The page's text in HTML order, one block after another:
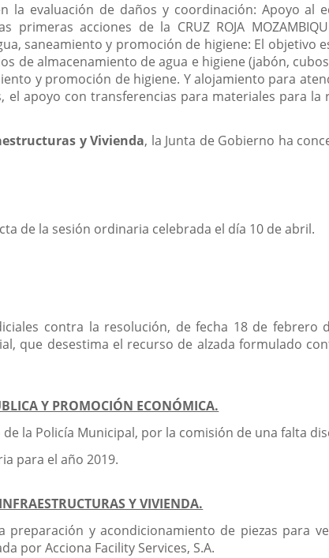
la evaluación de daños y coordinación: Apoyo al
primeras acciones de la CRUZ ROJA
saneamiento y promoción de higiene: El objetivo
de almacenamiento de agua e higiene (jabón,
y promoción de higiene. Y alojamiento para
el apoyo con transferencias para materiales para
y Vivienda, la Junta de Gobierno ha
de la sesión ordinaria celebrada el día 10 de abril.
contra la resolución, de fecha 18 de febrero
que desestima el recurso de alzada formulado
Y PROMOCIÓN ECONÓMICA.
de la Policía Municipal, por la comisión de una falta
para el año 2019.
Y VIVIENDA.
y acondicionamiento de piezas para
por Acciona Facility Services, S.A.